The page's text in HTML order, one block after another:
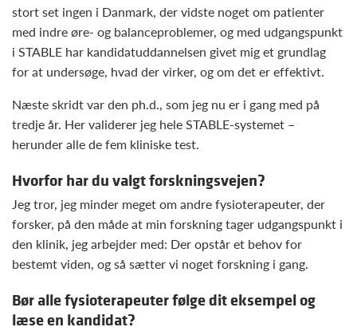
stort set ingen i Danmark, der vidste noget om patienter
med indre øre- og balanceproblemer, og med udgangspunkt
i STABLE har kandidatuddannelsen givet mig et grundlag
for at undersøge, hvad der virker, og om det er effektivt.
Næste skridt var den ph.d., som jeg nu er i gang med på
tredje år. Her validerer jeg hele STABLE-systemet –
herunder alle de fem kliniske test.
Hvorfor har du valgt forskningsvejen?
Jeg tror, jeg minder meget om andre fysioterapeuter, der
forsker, på den måde at min forskning tager udgangspunkt i
den klinik, jeg arbejder med: Der opstår et behov for
bestemt viden, og så sætter vi noget forskning i gang.
Bør alle fysioterapeuter følge dit eksempel og
læse en kandidat?